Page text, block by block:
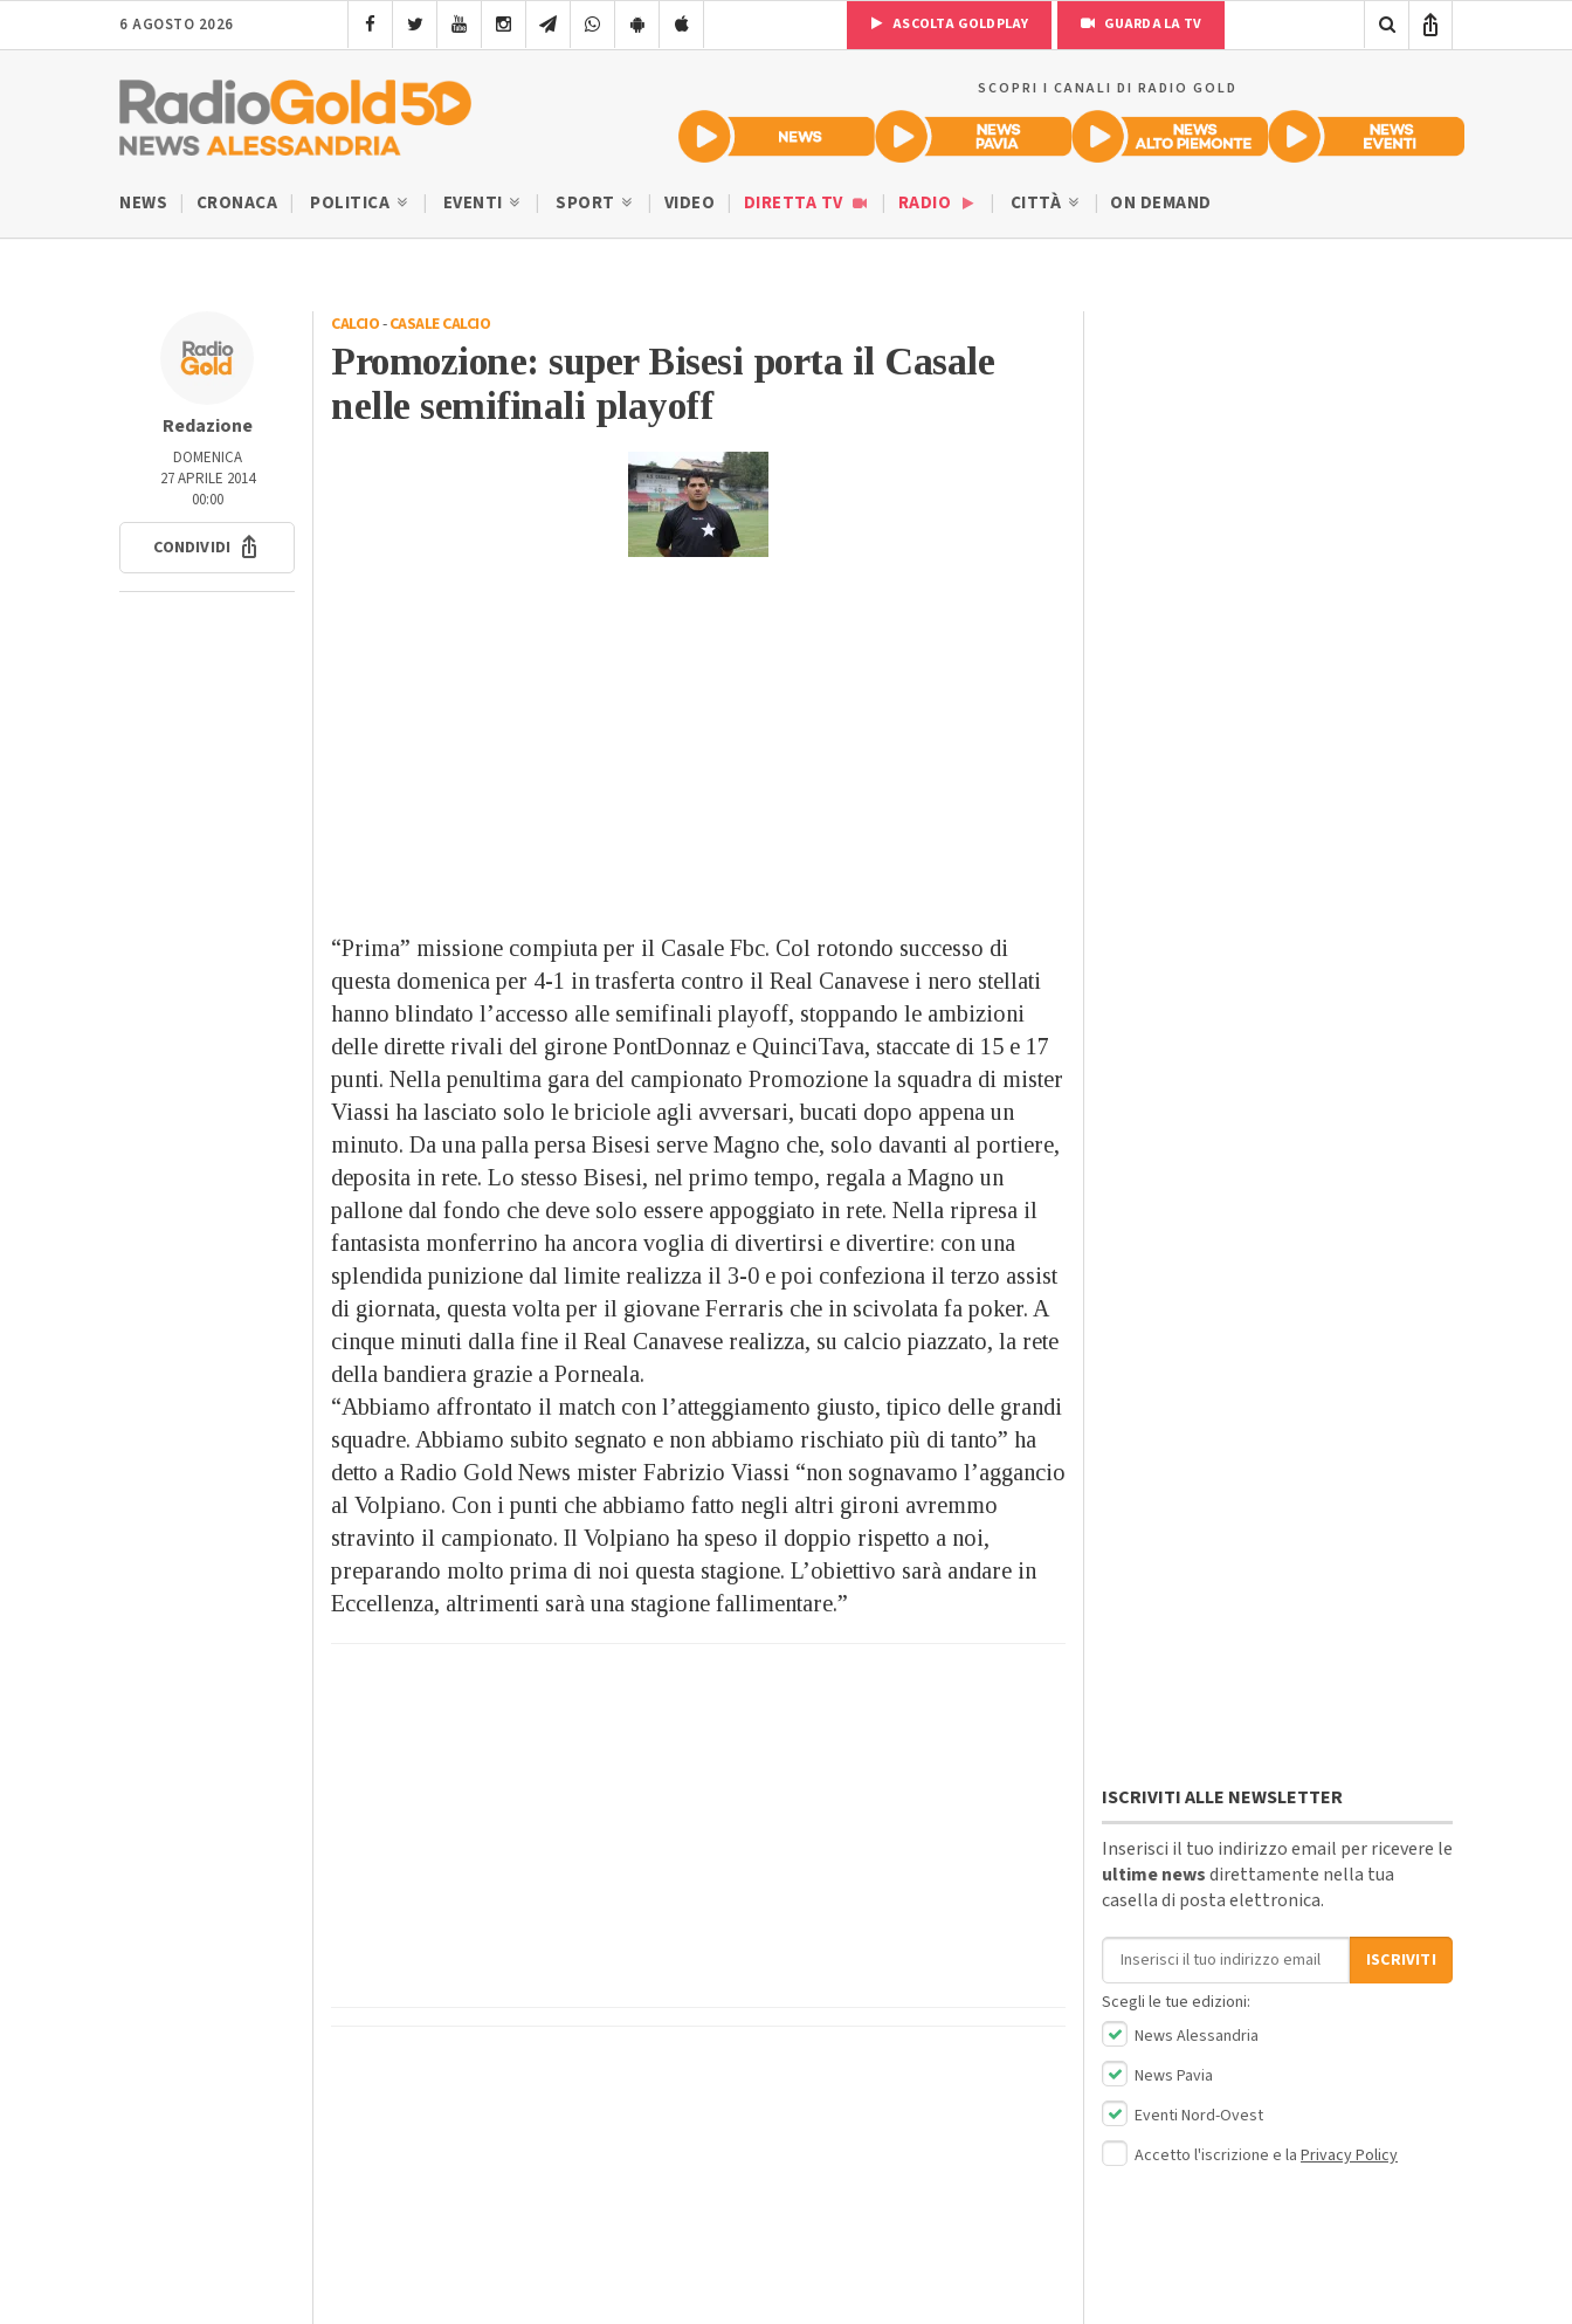
6 AGOSTO 2026 ASCOLTA GOLDPLAY GUARDA LA TV
SCOPRI I CANALI DI RADIO GOLD
NEWS CRONACA POLITICA EVENTI SPORT VIDEO DIRETTA TV RADIO CITTÀ ON DEMAND
Redazione
DOMENICA
27 APRILE 2014
00:00
CONDIVIDI
CALCIO-CASALE CALCIO
Promozione: super Bisesi porta il Casale
nelle semifinali playoff
“Prima” missione compiuta per il Casale Fbc. Col rotondo successo di
questa domenica per 4-1 in trasferta contro il Real Canavese i nero stellati
hanno blindato l’accesso alle semifinali playoff, stoppando le ambizioni
delle dirette rivali del girone PontDonnaz e QuinciTava, staccate di 15 e 17
punti. Nella penultima gara del campionato Promozione la squadra di mister
Viassi ha lasciato solo le briciole agli avversari, bucati dopo appena un
minuto. Da una palla persa Bisesi serve Magno che, solo davanti al portiere,
deposita in rete. Lo stesso Bisesi, nel primo tempo, regala a Magno un
pallone dal fondo che deve solo essere appoggiato in rete. Nella ripresa il
fantasista monferrino ha ancora voglia di divertirsi e divertire: con una
splendida punizione dal limite realizza il 3-0 e poi confeziona il terzo assist
di giornata, questa volta per il giovane Ferraris che in scivolata fa poker. A
cinque minuti dalla fine il Real Canavese realizza, su calcio piazzato, la rete
della bandiera grazie a Porneala.
“Abbiamo affrontato il match con l’atteggiamento giusto, tipico delle grandi
squadre. Abbiamo subito segnato e non abbiamo rischiato più di tanto” ha
detto a Radio Gold News mister Fabrizio Viassi “non sognavamo l’aggancio
al Volpiano. Con i punti che abbiamo fatto negli altri gironi avremmo
stravinto il campionato. Il Volpiano ha speso il doppio rispetto a noi,
preparando molto prima di noi questa stagione. L’obiettivo sarà andare in
Eccellenza, altrimenti sarà una stagione fallimentare.”
ISCRIVITI ALLE NEWSLETTER
Inserisci il tuo indirizzo email per ricevere le
ultime newsdirettamente nella tua
casella di posta elettronica.
Indirizzo email
ISCRIVITI
Scegli le tue edizioni:
News Alessandria
News Pavia
Eventi Nord-Ovest
Accetto l'iscrizione e la Privacy Policy